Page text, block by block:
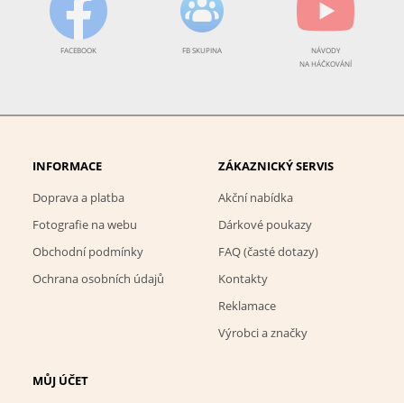
FACEBOOK FB SKUPINA
NÁVODY
NA HÁČKOVÁNÍ
INFORMACE
Doprava a platba
Fotografie na webu
Obchodní podmínky
Ochrana osobních údajů
ZÁKAZNICKÝ SERVIS
Akční nabídka
Dárkové poukazy
FAQ (časté dotazy)
Kontakty
Reklamace
Výrobci a značky
MŮJ ÚČET